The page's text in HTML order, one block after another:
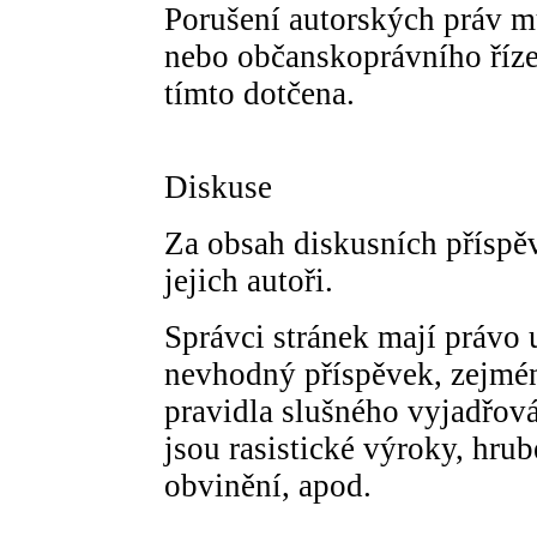
Porušení autorských práv
nebo občanskoprávního
tímto dotčena.
Diskuse
Za obsah diskusních
jejich autoři.
Správci stránek mají
nevhodný příspěvek,
pravidla slušného
jsou rasistické výroky,
obvinění, apod.